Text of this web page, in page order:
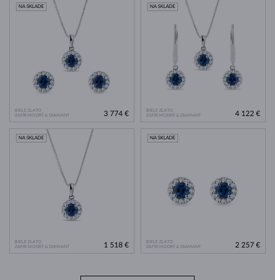
BIELE ZLATO
ZAFÍR MODRÝ & DIAMANT
NA SKLADE
3 774 €
BIELE ZLATO
ZAFÍR MODRÝ & DIAMANT
NA SKLADE
4 122 €
BIELE ZLATO
ZAFÍR MODRÝ & DIAMANT
NA SKLADE
1 518 €
BIELE ZLATO
ZAFÍR MODRÝ & DIAMANT
NA SKLADE
2 257 €